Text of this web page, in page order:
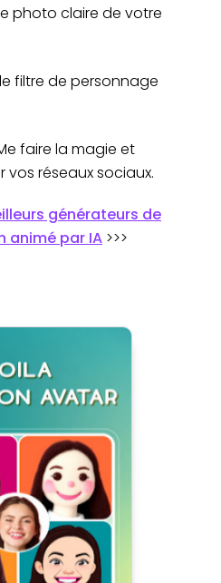
photo claire de votre
filtre de personnage
faire la magie et
réseaux sociaux.
générateurs de
animé par IA >>>